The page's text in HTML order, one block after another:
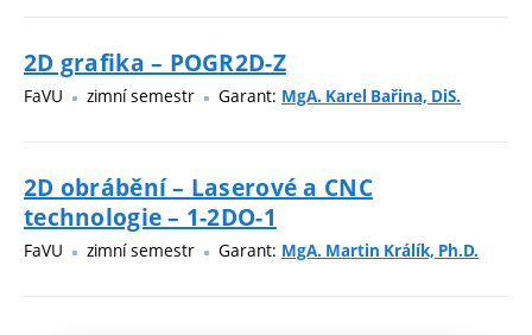
2D grafika – POGR2D-Z
FaVU zimní semestr Garant: MgA. Karel Bařina, DiS.
2D obrábění – Laserové a CNC
technologie – 1-2DO-1
FaVU zimní semestr Garant: MgA. Martin Králík, Ph.D.